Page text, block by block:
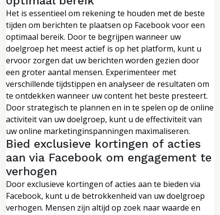
Het is essentieel om rekening te houden met de beste
tijden om berichten te plaatsen op Facebook voor een
optimaal bereik. Door te begrijpen wanneer uw
doelgroep het meest actief is op het platform, kunt u
ervoor zorgen dat uw berichten worden gezien door
een groter aantal mensen. Experimenteer met
verschillende tijdstippen en analyseer de resultaten om
te ontdekken wanneer uw content het beste presteert.
Door strategisch te plannen en in te spelen op de online
activiteit van uw doelgroep, kunt u de effectiviteit van
uw online marketinginspanningen maximaliseren.
Bied exclusieve kortingen of acties
aan via Facebook om engagement te
verhogen
Door exclusieve kortingen of acties aan te bieden via
Facebook, kunt u de betrokkenheid van uw doelgroep
verhogen. Mensen zijn altijd op zoek naar waarde en